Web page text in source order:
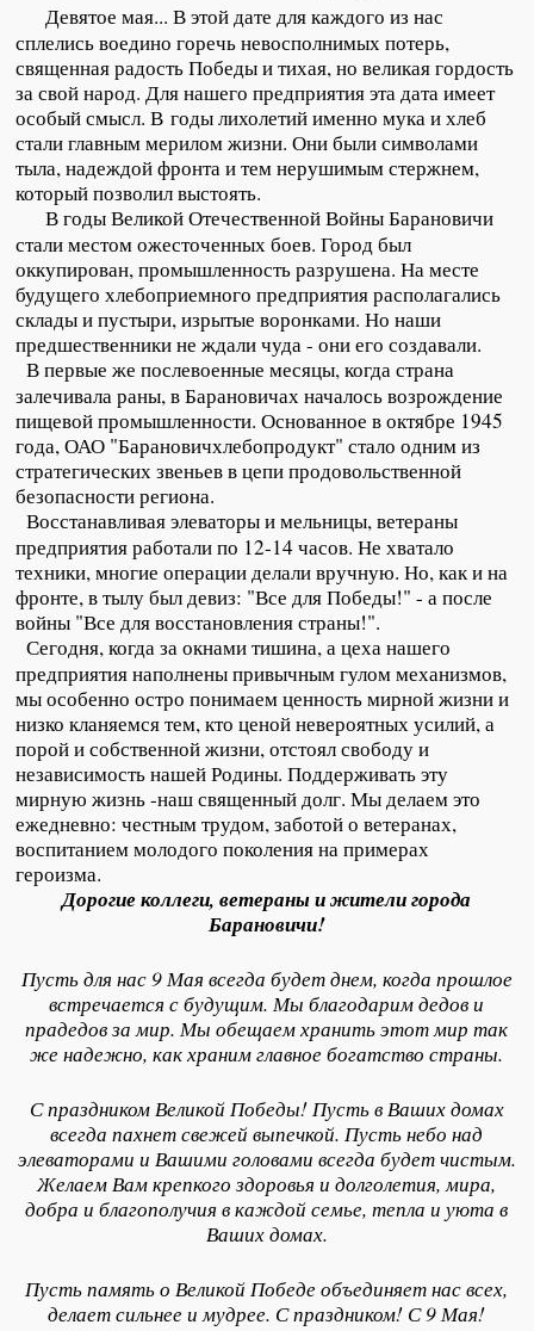
Девятое мая... В этой дате для каждого из нас
сплелись воедино горечь невосполнимых потерь,
священная радость Победы и тихая, но великая гордость
за свой народ. Для нашего предприятия эта дата имеет
особый смысл. В годы лихолетий именно мука и хлеб
стали главным мерилом жизни. Они были символами
тыла, надеждой фронта и тем нерушимым стержнем,
который позволил выстоять.
В годы Великой Отечественной Войны Барановичи
стали местом ожесточенных боев. Город был
оккупирован, промышленность разрушена. На месте
будущего хлебоприемного предприятия располагались
склады и пустыри, изрытые воронками. Но наши
предшественники не ждали чуда - они его создавали.
В первые же послевоенные месяцы, когда страна
залечивала раны, в Барановичах началось возрождение
пищевой промышленности. Основанное в октябре 1945
года, ОАО "Барановичхлебопродукт" стало одним из
стратегических звеньев в цепи продовольственной
безопасности региона.
Восстанавливая элеваторы и мельницы, ветераны
предприятия работали по 12-14 часов. Не хватало
техники, многие операции делали вручную. Но, как и на
фронте, в тылу был девиз: "Все для Победы!" - а после
войны "Все для восстановления страны!".
Сегодня, когда за окнами тишина, а цеха нашего
предприятия наполнены привычным гулом механизмов,
мы особенно остро понимаем ценность мирной жизни и
низко кланяемся тем, кто ценой невероятных усилий, а
порой и собственной жизни, отстоял свободу и
независимость нашей Родины. Поддерживать эту
мирную жизнь -наш священный долг. Мы делаем это
ежедневно: честным трудом, заботой о ветеранах,
воспитанием молодого поколения на примерах
героизма.
Дорогие коллеги, ветераны и жители города
Барановичи!
Пусть для нас 9 Мая всегда будет днем, когда прошлое
встречается с будущим. Мы благодарим дедов и
прадедов за мир. Мы обещаем хранить этот мир так
же надежно, как храним главное богатство страны.
С праздником Великой Победы! Пусть в Ваших домах
всегда пахнет свежей выпечкой. Пусть небо над
элеваторами и Вашими головами всегда будет чистым.
Желаем Вам крепкого здоровья и долголетия, мира,
добра и благополучия в каждой семье, тепла и уюта в
Ваших домах.
Пусть память о Великой Победе объединяет нас всех,
делает сильнее и мудрее. С праздником! С 9 Мая!